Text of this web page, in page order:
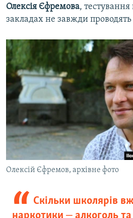
Олексія Єфремова,
закладах не завжди проводять
Олексій Єфремов, архівне фото
Скільки школярів